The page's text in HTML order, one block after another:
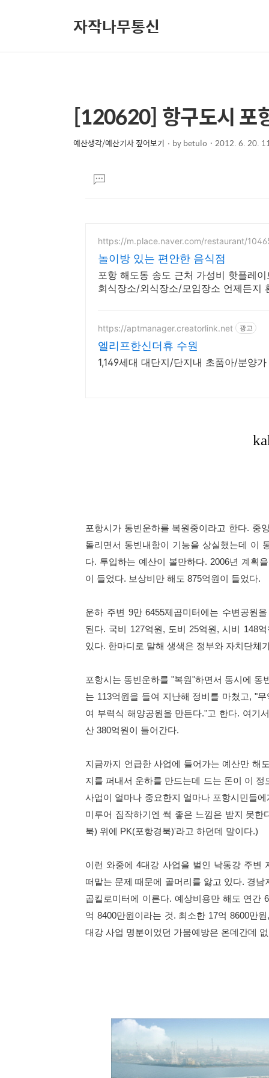
자작나무통신
상
세
컨
본
문
제
[120620] 항구도시 포
예산생각/예산기사 짚어보기 bybetulo 2012. 6. 20.
댓
글
https://m.place.naver.com/restaurant/
놀이방 있는 편안한 음식점
포항 해도동 송도 근처 가성비 핫플레
회식장소/외식장소/모임장소 언제든지
https://aptmanager.creatorlink.net 광고
엘리프한신더휴 수원
1,149세대 대단지/단지내 초품아/분양
포항시가 동빈운하를 복원중이라고 한다. 중
돌리면서 동빈내항이 기능을 상실했는데 이
다. 투입하는 예산이 볼만하다. 2006년 계획
이 들었다. 보상비만 해도 875억원이 들었다.
운하 주변 9만 6455제곱미터에는 수변공원
된다. 국비 127억원, 도비 25억원, 시비 148
있다. 한마디로 말해 생색은 정부와 자치단체
포항시는 동빈운하를 "복원"하면서 동시에
는 113억원을 들여 지난해 정비를 마쳤고, "
여 부력식 해양공원을 만든다."고 한다. 여기
산 380억원이 들어간다.
지금까지 언급한 사업에 들어가는 예산만 해
지를 퍼내서 운하를 만드는데 드는 돈이 이
사업이 얼마나 중요한지 얼마나 포항시민들
미루어 짐작하기엔 썩 좋은 느낌은 받지 못
북) 위에 PK(포항경북)'라고 하던데 말이다.)
이런 와중에 4대강 사업을 벌인 낙동강 주변
떠맡는 문제 때문에 골머리를 앓고 있다. 경
곱킬로미터에 이른다. 예상비용만 해도 연간
억 8400만원이라는 것. 최소한 17억 8600만
대강 사업 명분이었던 가뭄예방은 온데간데